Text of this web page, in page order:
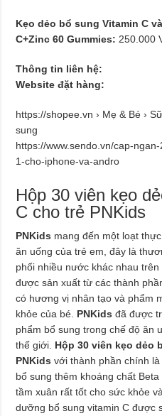
Kẹo dẻo bổ sung Vitamin C
C+Zinc 60 Gummies: 250.000
Thông tin liên hệ:
Website đặt hàng:
https://shopee.vn › Mẹ & Bé ›
sung
https://www.sendo.vn/cap-
1-cho-iphone-va-andro
Hộp 30 viên kẹo
C cho trẻ PNKids
PNKids mang đến một loạt
ăn uống của trẻ em, đây là
phối nhiều nước khác nhau
được sản xuất từ các thành
có hương vị nhân tạo và phẩm
khỏe của bé. PNKidsđã được
phẩm bổ sung trong chế độ ăn
thế giới. Hộp 30 viên kẹo dẻo
PNKids với thành phần chính
bổ sung thêm khoáng chất
tầm xuân rất tốt cho sức khỏe
dưỡng bổ sung vitamin C được